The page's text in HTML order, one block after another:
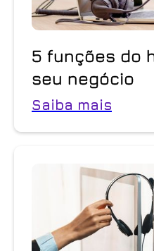
5 funções do
seu negócio
Saiba mais